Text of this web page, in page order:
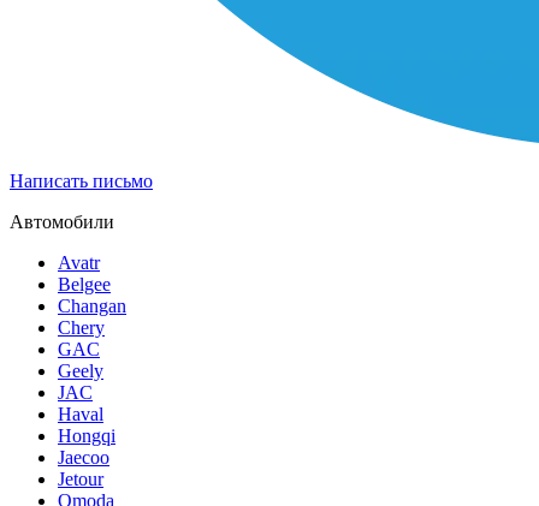
Написать письмо
Автомобили
Avatr
Belgee
Changan
Chery
GAC
Geely
JAC
Haval
Hongqi
Jaecoo
Jetour
Omoda